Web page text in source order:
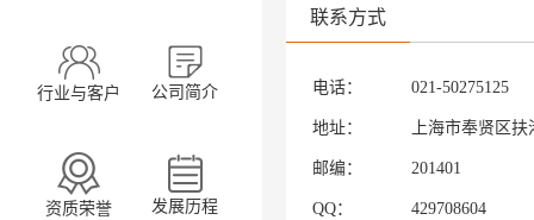
行业与客户 公司简介
资质荣誉 发展历程
联系方式
电话： 021-50275125
地址： 上海市奉贤区
邮编： 201401
QQ： 429708604